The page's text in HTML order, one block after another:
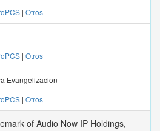
| Otros
| Otros
Evangelizacion
| Otros
of Audio Now IP Holdings,